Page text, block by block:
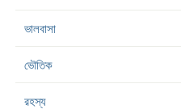
ভালবাসা
ভৌতিক
রহস্য